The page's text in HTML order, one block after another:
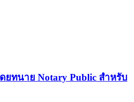
ยทนาย Notary Public สำหรับ